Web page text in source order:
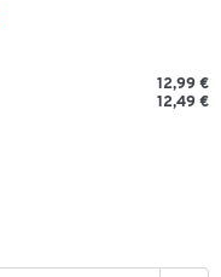
12,99 €
12,49 €